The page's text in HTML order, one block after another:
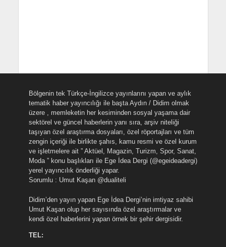
Bölgenin tek Türkçe-İngilizce yayınlarını yapan ve aylık
tematik haber yayıncılığı ile başta Aydın / Didim olmak
üzere , memleketin her kesiminden sosyal yaşama dair
sektörel ve güncel haberlerin yanı sıra, arşiv niteliği
taşıyan özel araştırma dosyaları, özel röportajları ve tüm
zengin içeriği ile birlikte şahıs, kamu resmi ve özel kurum
ve işletmelere ait ” Aktüel, Magazin, Turizm, Spor, Sanat,
Moda ” konu başlıkları ile Ege İdea Dergi (@egeideadergi)
yerel yayıncılık önderliği yapar.
Sorumlu : Umut Kaşan @dualiteli
Didim’den yayın yapan Ege İdea Dergi’nin imtiyaz sahibi
Umut Kaşan olup her sayısında özel araştırmalar ve
kendi özel haberlerini yapan örnek bir şehir dergisidir.
TEL: